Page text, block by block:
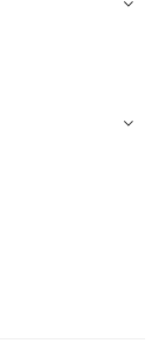
đặt 10%)